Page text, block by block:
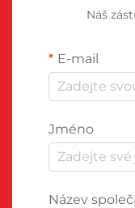
Náš
E-mail
Jméno
Název